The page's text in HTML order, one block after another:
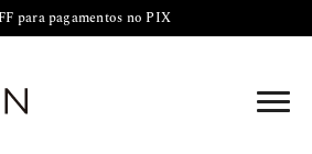
para pagamentos no PIX